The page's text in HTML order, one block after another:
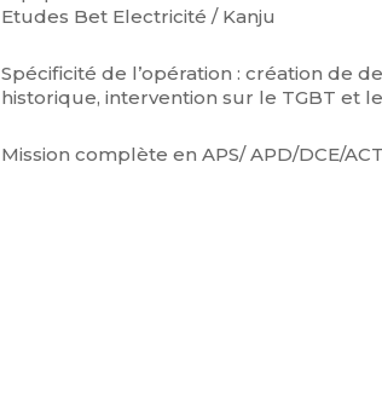
Etudes Bet Electricité / Kanju
Spécificité de l’opération : création de
historique, intervention sur le TGBT et le
Mission complète en APS/ APD/DCE/